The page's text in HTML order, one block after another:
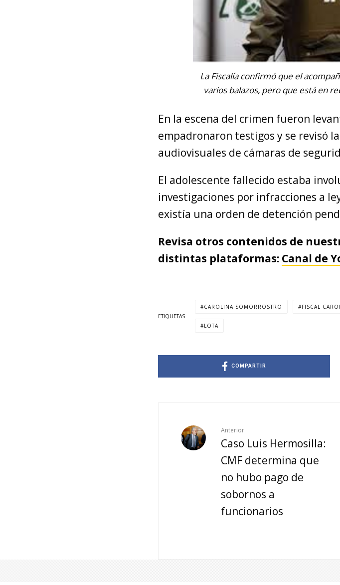
La Fiscalía confirmó que el
varios balazos, pero que está en
En la escena del crimen fueron
empadronaron testigos y se revisó
audiovisuales de cámaras de
El adolescente fallecido estaba
investigaciones por infracciones a
existía una orden de detención
Revisa otros contenidos de
distintas plataformas: Canal de
ETIQUETAS
CAROLINA SOMORROSTRO FISCAL
LOTA
COMPARTIR
Anterior
Caso Luis Hermosilla:
CMF determina que
no hubo pago de
sobornos a
funcionarios